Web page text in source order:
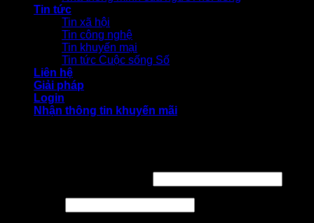
Tin tức
Tin xã hội
Tin công nghệ
Tin khuyến mại
Tin tức Cuộc sống Số
Liên hệ
Giải pháp
Login
Nhận thông tin khuyến mãi